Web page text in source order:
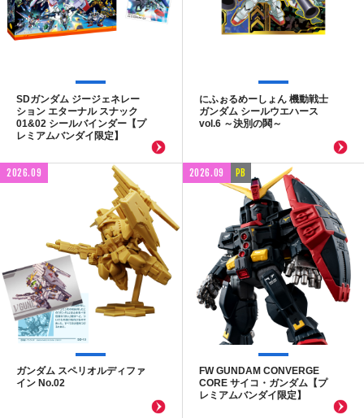
SDガンダム ジージェネレー
ション エターナル スナック
01&02 シールバインダー【プ
レミアムバンダイ限定】
にふぉるめーしょん 機動戦士
ガンダム シールウエハース
vol.6 ～決別の鬨～
2026.09
ガンダム スペリオルディファ
イン No.02
2026.09 PB
FW GUNDAM CONVERGE
CORE サイコ・ガンダム【プ
レミアムバンダイ限定】